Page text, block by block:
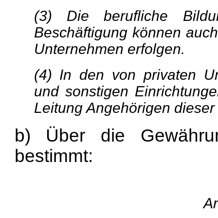
(3) Die berufliche
Beschäftigung können
Unternehmen erfolgen.
(4) In den von privaten
und sonstigen
Leitung Angehörigen
b) Über die
bestimmt: